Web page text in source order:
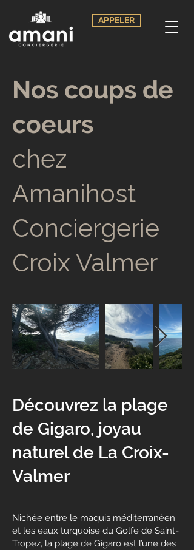
APPELER
Nos coups de
coeurs
chez
Amanihost
Conciergerie
Croix Valmer
Découvrez la plage
de Gigaro, joyau
naturel de La Croix-
Valmer
Nichée entre le maquis méditerranéen
et les eaux turquoise du Golfe de Saint-
Tropez, la plage de Gigaro est l’une des